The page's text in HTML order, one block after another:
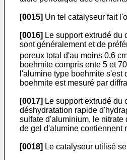
[0015] Un tel catalyseur fait
[0016] Le support extrudé
sont généralement et de
poreux total d'au moins 0,6
boehmite compris ente 5 et
l'alumine type boehmite
boehmite est mesuré par
[0017] Le support extrudé
déshydratation rapide
sulfate d'aluminium, le
de gel d'alumine contiennent
[0018] Le catalyseur utilisé